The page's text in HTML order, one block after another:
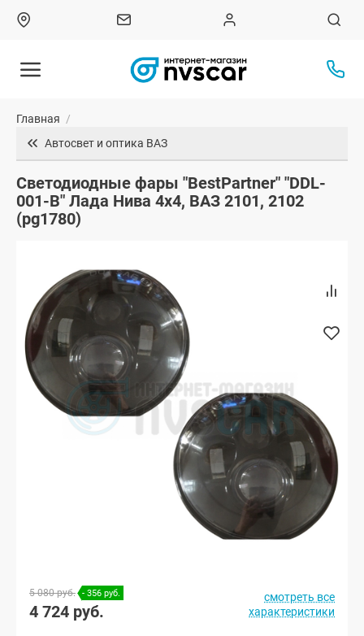
Главная /
Автосвет и оптика ВАЗ
Светодиодные фары "BestPartner" "DDL-
001-B" Лада Нива 4х4, ВАЗ 2101, 2102
(pg1780)
5 080 руб. - 356 руб.
4 724 руб.
смотреть все
характеристики